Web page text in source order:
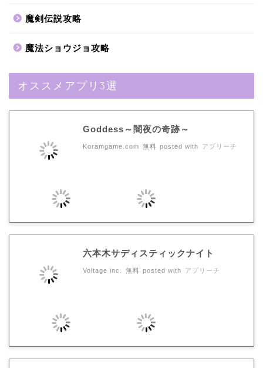
魔剣伝説攻略
魔法ショウジョ攻略
オススメアプリ3選
Goddess～闇夜の奇跡～
Koramgame.com 無料 posted with アプリーチ
六本木サディスティックナイト
Voltage inc. 無料 posted with アプリーチ